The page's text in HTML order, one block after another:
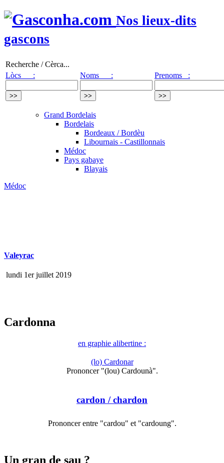
Nos lieux-dits
gascons
Recherche / Cèrca...
Lòcs :
Noms : Prenoms :
Grand Bordelais
Bordelais
Bordeaux / Bordèu
Libournais - Castillonnais
Médoc
Pays gabaye
Blayais
Médoc
Valeyrac
lundi 1er juillet 2019
Cardonna
en graphie alibertine :
(lo) Cardonar
Prononcer "(lou) Cardounà".
cardon / chardon
Prononcer entre "cardou" et "cardoung".
Un gran de sau ?